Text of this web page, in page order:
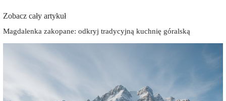
Zobacz cały artykuł
Magdalenka zakopane: odkryj tradycyjną kuchnię góralską